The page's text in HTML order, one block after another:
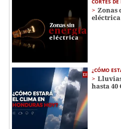
CORTES
Zonas
eléctrica
¿CÓMO
hasta 40